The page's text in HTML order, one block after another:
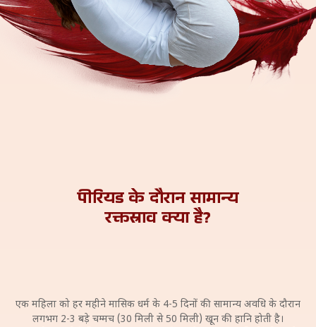
पीरियड के दौरान सामान्य
रक्तस्राव क्या है?
एक महिला को हर महीने मासिक धर्म के 4-5 दिनों की सामान्य अवधि के दौरान
लगभग 2-3 बड़े चम्मच (30 मिली से 50 मिली) खून की हानि होती है।